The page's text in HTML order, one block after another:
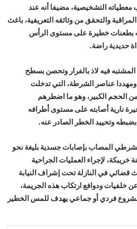
معطياته التشخيصية، مضيفا أنه عند
والتحقق من وثائقه التعريفية، باغث
بطعنات خطيرة على مستوى الرأس
حديدية راضة.
فيه لاذ بالفرار وتحصن بسطح
ومهددا عناصر الشرطة، التي تدخلت
الحجم الكبير، وهو ما اضطرهم
نارية أصابته على مستوى أطرافه
وتحييد الخطر الصادر عنه.
المصاب بإصابات جسدية بليغة نحو
لإجراء العمليات الجراحية
قضائي في النازلة تحت إشراف النيابة
خلفيات ودوافع ارتكاب هذه الجريمة،
فردي أو جماعي يهدف للمس الخطير